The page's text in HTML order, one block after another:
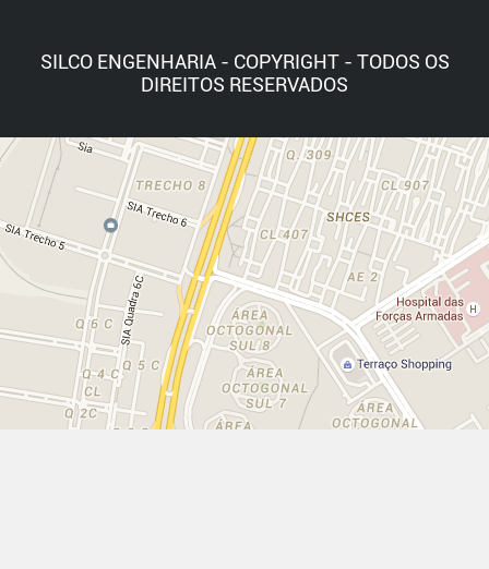
SILCO ENGENHARIA - COPYRIGHT - TODOS OS
DIREITOS RESERVADOS